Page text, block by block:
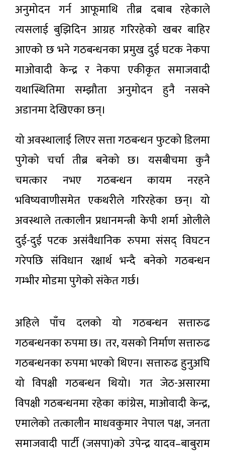
अनुमोदन गर्न आफूमाथि तीब्र दबाब रहेकाले
त्यसलाई बुझिदिन आग्रह गरिरहेको खबर बाहिर
आएको छ भने गठबन्धनका प्रमुख दुई घटक नेकपा
माओवादी केन्द्र र नेकपा एकीकृत समाजवादी
यथास्थितिमा सम्झौता अनुमोदन हुनै नसक्ने
अडानमा देखिएका छन्।
यो अवस्थालाई लिएर सत्ता गठबन्धन फुटको डिलमा
पुगेको चर्चा तीब्र बनेको छ। यसबीचमा कुनै
चमत्कार नभए गठबन्धन कायम नरहने
भविष्यवाणीसमेत एकथरीले गरिरहेका छन्। यो
अवस्थाले तत्कालीन प्रधानमन्त्री केपी शर्मा ओलीले
दुई-दुई पटक असंवैधानिक रुपमा संसद्‌ विघटन
गरेपछि संविधान रक्षार्थ भन्दै बनेको गठबन्धन
गम्भीर मोडमा पुगेको संकेत गर्छ।
अहिले पाँच दलको यो गठबन्धन सत्तारुढ
गठबन्धनका रुपमा छ। तर, यसको निर्माण सत्तारुढ
गठबन्धनका रुपमा भएको थिएन। सत्तारुढ हुनुअघि
यो विपक्षी गठबन्धन थियो। गत जेठ-असारमा
विपक्षी गठबन्धनमा रहेका कांग्रेस, माओवादी केन्द्र,
एमालेको तत्कालीन माधवकुमार नेपाल पक्ष, जनता
समाजवादी पार्टी (जसपा)को उपेन्द्र यादव–बाबुराम